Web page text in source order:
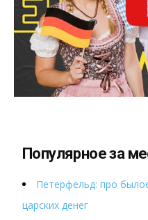
Популярное за
Петерфельд: про
царских денег